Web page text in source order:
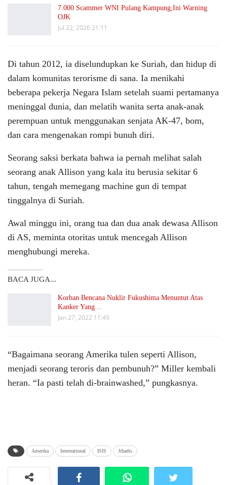
7.000 Scammer WNI Pulang Kampung,Ini Warning
OJK
Jul 22, 2026 21:11
Di tahun 2012, ia diselundupkan ke Suriah, dan hidup di
dalam komunitas terorisme di sana. Ia menikahi
beberapa pekerja Negara Islam setelah suami pertamanya
meninggal dunia, dan melatih wanita serta anak-anak
perempuan untuk menggunakan senjata AK-47, bom,
dan cara mengenakan rompi bunuh diri.
Seorang saksi berkata bahwa ia pernah melihat salah
seorang anak Allison yang kala itu berusia sekitar 6
tahun, tengah memegang machine gun di tempat
tinggalnya di Suriah.
Awal minggu ini, orang tua dan dua anak dewasa Allison
di AS, meminta otoritas untuk mencegah Allison
menghubungi mereka.
BACA JUGA...
Korban Bencana Nuklir Fukushima Menuntut Atas
Kanker Yang…
Jan 27, 2022 11:49
“Bagaimana seorang Amerika tulen seperti Allison,
menjadi seorang teroris dan pembunuh?” Miller kembali
heran. “Ia pasti telah di-brainwashed,” pungkasnya.
Amerika International ISIS Jihadis